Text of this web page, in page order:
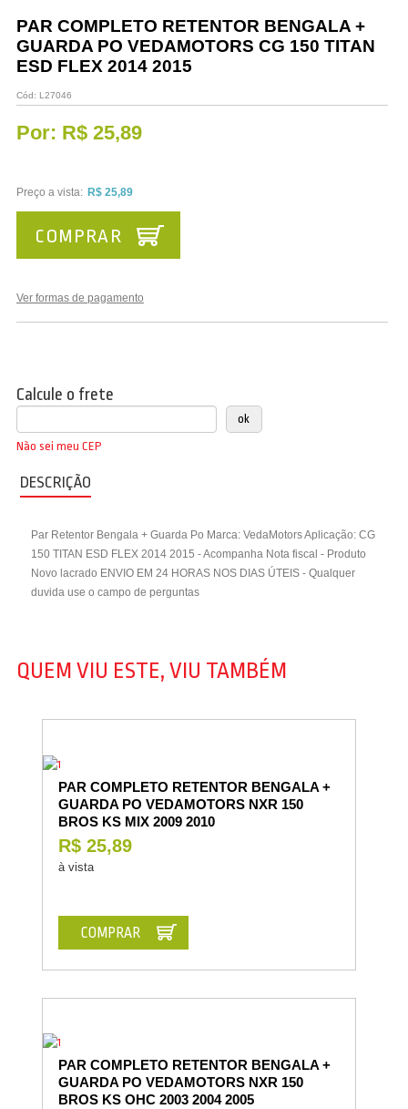
Promoções
PAR COMPLETO RETENTOR BENGALA +
GUARDA PO VEDAMOTORS CG 150 TITAN
ESD FLEX 2014 2015
Cód: L27046
Por: R$ 25,89
Preço a vista: R$ 25,89
Ver formas de pagamento
COMPRAR
Calcule o frete
Não sei meu CEP
DESCRIÇÃO
Par Retentor Bengala + Guarda Po Marca: VedaMotors Aplicação: CG
150 TITAN ESD FLEX 2014 2015 - Acompanha Nota fiscal - Produto
Novo lacrado ENVIO EM 24 HORAS NOS DIAS ÚTEIS - Qualquer
duvida use o campo de perguntas
QUEM VIU ESTE, VIU TAMBÉM
PAR COMPLETO RETENTOR BENGALA +
GUARDA PO VEDAMOTORS NXR 150
BROS KS MIX 2009 2010
R$ 25,89
à vista
COMPRAR
PAR COMPLETO RETENTOR BENGALA +
GUARDA PO VEDAMOTORS NXR 150
BROS KS OHC 2003 2004 2005